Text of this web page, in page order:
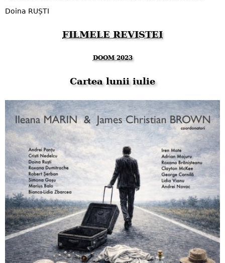
Doina RUȘTI
FILMELE REVISTEI
DOOM 2023
Cartea lunii iulie